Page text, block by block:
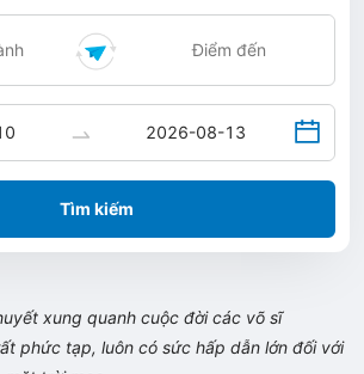
Tìm kiếm
xung quanh cuộc đời các võ sĩ
phức tạp, luôn có sức hấp dẫn lớn đối với